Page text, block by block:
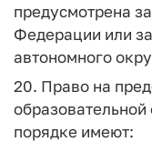
предусмотрена
Федерации или
автономного
20. Право на
порядке имеют: